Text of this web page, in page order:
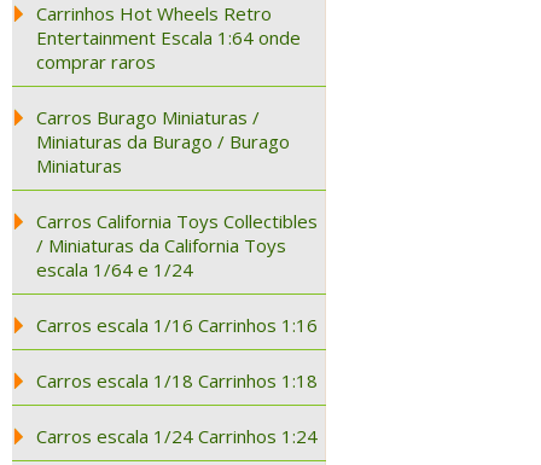
Carrinhos Hot Wheels Retro
Entertainment Escala 1:64 onde
comprar raros
Carros Burago Miniaturas /
Miniaturas da Burago / Burago
Miniaturas
Carros California Toys Collectibles
/ Miniaturas da California Toys
escala 1/64 e 1/24
Carros escala 1/16 Carrinhos 1:16
Carros escala 1/18 Carrinhos 1:18
Carros escala 1/24 Carrinhos 1:24